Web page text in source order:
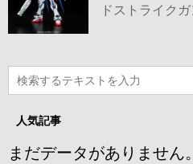
ドストライク
人気記事
まだデータがありません。